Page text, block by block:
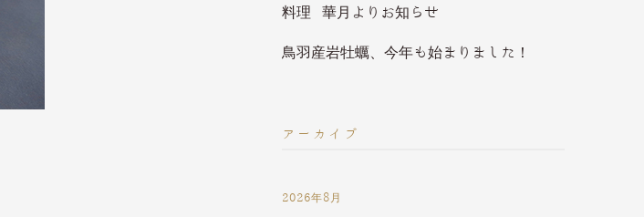
料理 華月よりお知らせ
鳥羽産岩牡蠣、今年も始まりました！
アーカイブ
2026年8月